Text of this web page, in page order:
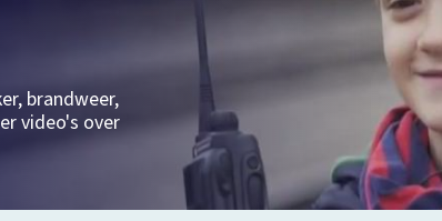
brandweer,
video's over